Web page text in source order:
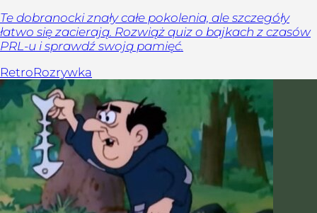
Te dobranocki znały całe pokolenia, ale szczegóły
łatwo się zacierają. Rozwiąż quiz o bajkach z czasów
PRL-u i sprawdź swoją pamięć.
RetroRozrywka